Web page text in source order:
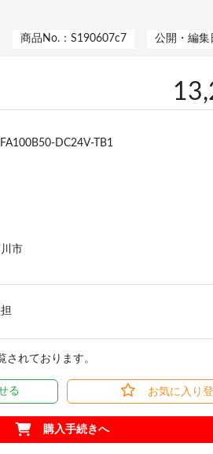
商品No.：S190607c7 公開・編
DC24V-TB1
市
されております。
る お気に入り
購入手続きへ